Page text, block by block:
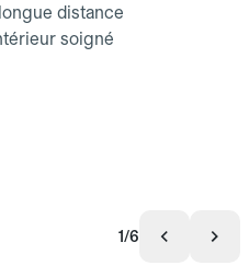
distance
soigné
1/6